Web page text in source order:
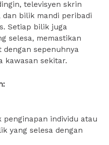
televisyen skrin
dan bilik mandi peribadi
Setiap bilik juga
selesa, memastikan
sepenuhnya
kawasan sekitar.
individu atau
yang selesa dengan